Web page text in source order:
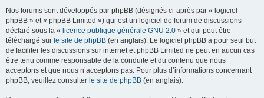
Nos forums sont développés par phpBB (désignés ci-après par « logiciel
phpBB » et « phpBB Limited ») qui est un logiciel de forum de discussions
déclaré sous la « licence publique générale GNU 2.0 » et qui peut être
téléchargé sur le site de phpBB (en anglais). Le logiciel phpBB a pour seul but
de faciliter les discussions sur internet et phpBB Limited ne peut en aucun cas
être tenu comme responsable de la conduite et du contenu que nous
acceptons et que nous n’acceptons pas. Pour plus d’informations concernant
phpBB, veuillez consulter le site de phpBB (en anglais).